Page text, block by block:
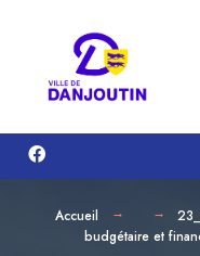
contenu
Accueil
budgétaire et
for: